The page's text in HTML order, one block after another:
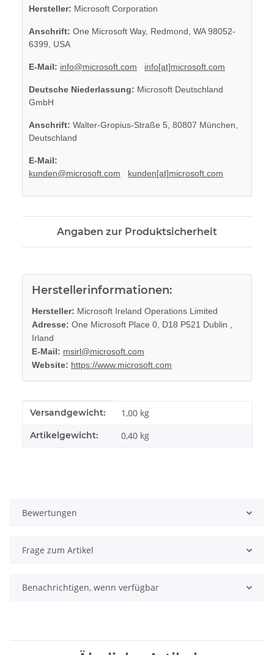
Hersteller: Microsoft Corporation
Anschrift: One Microsoft Way, Redmond, WA 98052-
6399, USA
E-Mail: info@microsoft.com info[at]microsoft.com
Deutsche Niederlassung: Microsoft Deutschland
GmbH
Anschrift: Walter-Gropius-Straße 5, 80807 München,
Deutschland
E-Mail:
kunden@microsoft.com
kunden[at]microsoft.com
Angaben zur Produktsicherheit
Herstellerinformationen:
Hersteller: Microsoft Ireland Operations Limited
Adresse: One Microsoft Place 0, D18 P521 Dublin ,
Irland
E-Mail: msirl@microsoft.com
Website: https://www.microsoft.com
Produkteigenschaft
Wert
Versandgewicht: 1,00 kg
Artikelgewicht: 0,40 kg
Bewertungen
Frage zum Artikel
Benachrichtigen, wenn verfügbar